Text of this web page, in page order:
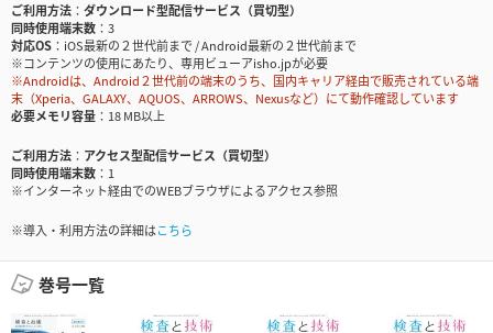
ご利用方法
ダウンロード型配信サービス（買切型）
同時使用端末数
3
対応OS
iOS最新の２世代前まで / Android最新の２世代前まで
※コンテンツの使用にあたり、専用ビューアisho.jpが必要
※Androidは、Android２世代前の端末のうち、国内キャリア経由で販売されている端
末（Xperia、GALAXY、AQUOS、ARROWS、Nexusなど）にて動作確認しています
必要メモリ容量
18 MB以上
ご利用方法
アクセス型配信サービス（買切型）
同時使用端末数
1
※インターネット経由でのWEBブラウザによるアクセス参照
※導入・利用方法の詳細はこちら
巻号一覧